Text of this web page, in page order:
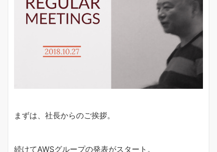
まずは、社長からのご挨拶。
続けてAWSグループの発表がスタート。